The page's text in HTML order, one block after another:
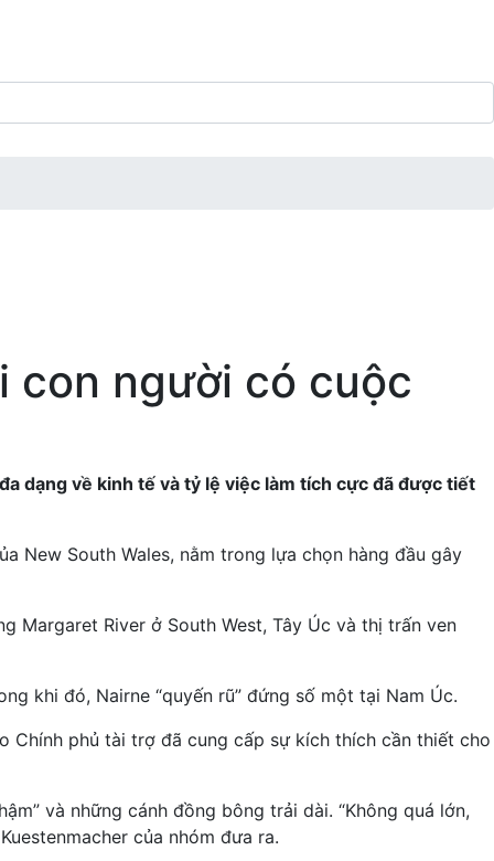
con người có cuộc
dạng về kinh tế và tỷ lệ việc làm tích cực đã được tiết
New South Wales, nằm trong lựa chọn hàng đầu gây
Margaret River ở South West, Tây Úc và thị trấn ven
khi đó, Nairne “quyến rũ” đứng số một tại Nam Úc.
Chính phủ tài trợ đã cung cấp sự kích thích cần thiết cho
và những cánh đồng bông trải dài. “Không quá lớn,
của nhóm đưa ra.